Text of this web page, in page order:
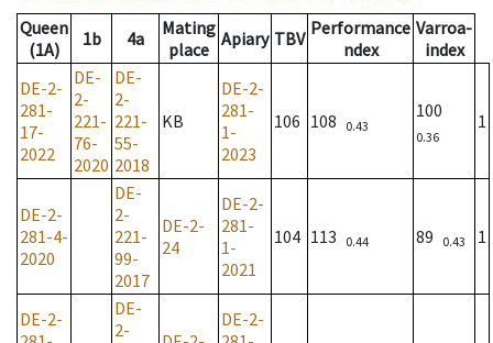
Queen
(1A)
1b 4a
Mating
place Apiary TBV Performance
ndex
Varroa-
index
DE-2-
281-
17-
2022
DE-
2-
221-
76-
2020
DE-
2-
221-
55-
2018
KB
DE-2-
281-
1-
2023
106 108 0.43
100
0.36
1
DE-2-
281-4-
2020
DE-
2-
221-
99-
2017
DE-2-
24
DE-2-
281-
1-
2021
104 113 0.44 89 0.43 1
DE-2-
DE-
2-
DE-2-